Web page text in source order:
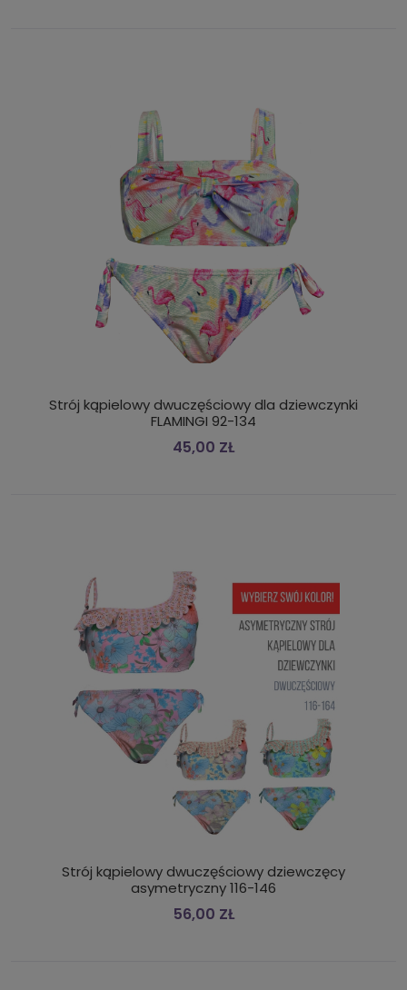
Strój kąpielowy dwuczęściowy dla dziewczynki
FLAMINGI 92-134
45,00 ZŁ
Strój kąpielowy dwuczęściowy dziewczęcy
asymetryczny 116-146
56,00 ZŁ